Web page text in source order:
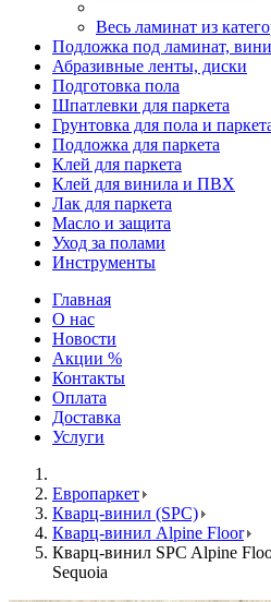
Весь ламинат из
Подложка под ламинат,
Абразивные ленты, диски
Подготовка пола
Шпатлевки для паркета
Грунтовка для пола и
Подложка для паркета
Клей для паркета
Клей для винила и ПВХ
Лак для паркета
Масло и защита
Уход за полами
Инструменты
Главная
О нас
Новости
Акции %
Контакты
Оплата
Доставка
Услуги
Европаркет
Кварц-винил (SPC)
Кварц-винил Alpine Floor
Кварц-винил SPC Alpine
Sequoia